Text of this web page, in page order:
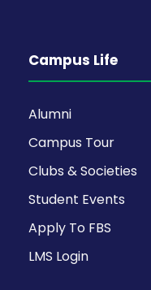
Campus Life
Alumni
Campus Tour
Clubs & Societies
Student Events
Apply To FBS
LMS Login